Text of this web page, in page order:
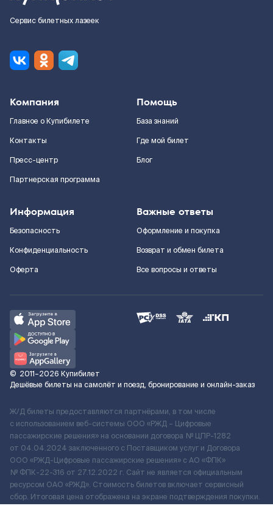
Сервис билетных лазеек
Компания
Главное о Купибилете
Контакты
Пресс-центр
Партнерская программа
Помощь
База знаний
Где мой билет
Блог
Информация
Безопасность
Конфиденциальность
Оферта
Важные ответы
Оформление и покупка
Возврат и обмен билета
Все вопросы и ответы
© 2011–2026 Купибилет
Дешёвые билеты на самолёт и поезд, бронирование и онлайн-заказ
Ж/Д билеты предоставляются партнёрами, в том числе
с использованием веб-системы ООО «РЖД – Цифровые
пассажирские решения» на основании договора № ЦПР-1282
от 04.04.2024 заключенного с Поставщиком услуг и Договора
ООО «РЖД-Цифровые пассажирские решения» c АО «ФПК»
№ ФПК-22-316 от 27.12.2022 г. Сайт не является официальным
ресурсом ОАО «РЖД». Стоимость билетов включает сервисный
сбор. Итоговая цена отображена на экране подтверждения покупки.